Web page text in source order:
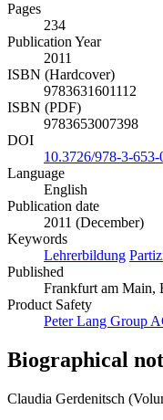
Pages
234
Publication Year
2011
ISBN (Hardcover)
9783631601112
ISBN (PDF)
9783653007398
DOI
10.3726/978-3-653-
Language
English
Publication date
2011 (December)
Keywords
Lehrerbildung
Published
Frankfurt am Main,
Product Safety
Peter Lang Group
Biographical
Claudia Gerdenitsch